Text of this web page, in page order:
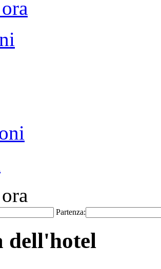
Partenza:
dell'hotel